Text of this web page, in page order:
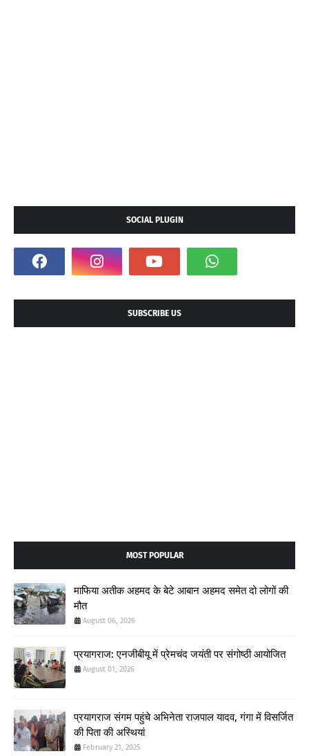
SOCIAL PLUGIN
SUBSCRIBE US
MOST POPULAR
माफिया अतीक अहमद के बेटे आबान अहमद समेत दो लोगों की
मौत
August 06, 2026
प्रयागराज: एनजीबीयू में प्रेमचंद जयंती पर संगोष्ठी आयोजित
August 01, 2026
प्रयागराज संगम पहुंचे अभिनेता राजपाल यादव, गंगा में विसर्जित
की पिता की अस्थियां
February 21, 2025